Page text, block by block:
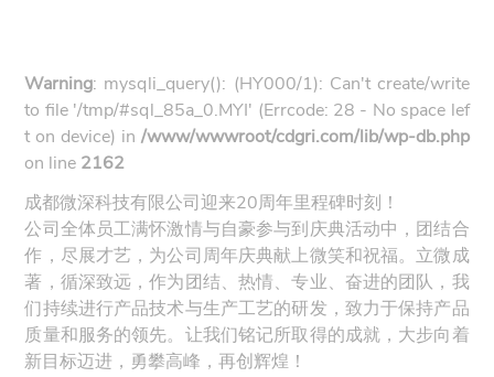
Warning: mysqli_query(): (HY000/1): Can't create/write
to file '/tmp/#sql_85a_0.MYI' (Errcode: 28 - No space lef
t on device) in /www/wwwroot/cdgri.com/lib/wp-db.php
on line 2162
成都微深科技有限公司迎来20周年里程碑时刻！
公司全体员工满怀激情与自豪参与到庆典活动中，团结合
作，尽展才艺，为公司周年庆典献上微笑和祝福。立微成
著，循深致远，作为团结、热情、专业、奋进的团队，我
们持续进行产品技术与生产工艺的研发，致力于保持产品
质量和服务的领先。让我们铭记所取得的成就，大步向着
新目标迈进，勇攀高峰，再创辉煌！